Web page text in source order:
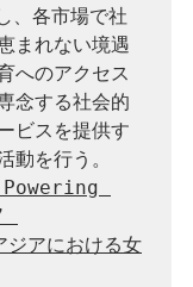
、各市場で社
まれない境遇
へのアクセス
念する社会的
ビスを提供す
動を行う。
アにおける女